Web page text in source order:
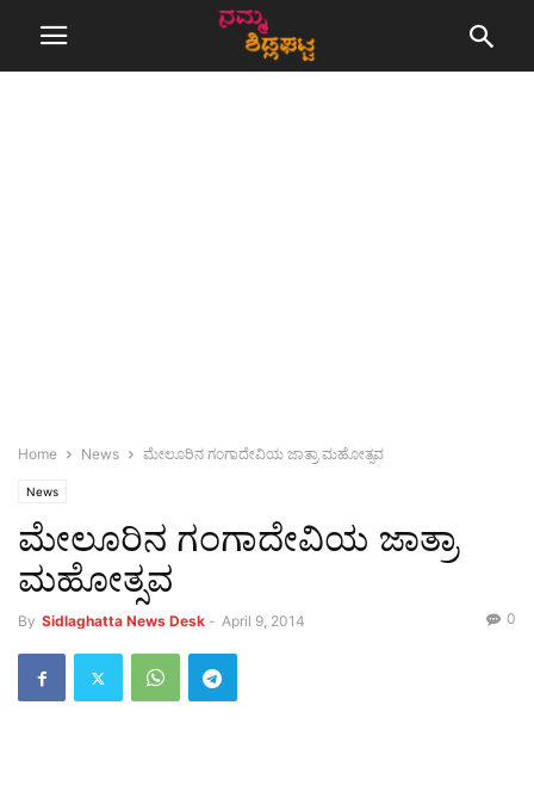
Home News ಮೇಲೂರಿನ ಗಂಗಾದೇವಿಯ ಜಾತ್ರಾ ಮಹೋತ್ಸವ
News
ಮೇಲೂರಿನ ಗಂಗಾದೇವಿಯ ಜಾತ್ರಾ
ಮಹೋತ್ಸವ
By Sidlaghatta News Desk - April 9, 2014 0